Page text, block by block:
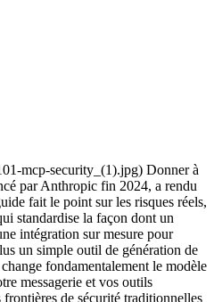
capacité de refuser l'exécution d'un outil. C'est aussi la mitigation la plus efficace contre l'injection de prompt indirecte : une instruction malveillante qui ne peut pas s'exécuter sans validation humaine ne peut pas exfiltrer de données silencieusement, même si elle a réussi à tromper le modèle en amont. > « Le problème persistant de l'injection de prompt, c'est que nous connaissons cette faille depuis plus de deux ans et demi et que nous n'avons toujours pas de mitigation vraiment convaincante. » — Simon Willison, chercheur en sécurité informatique **Centraliser les connexions dans un registre gouverné.** Des connexions point-à-point gérées équipe par équipe créent exactement les angles morts qui permettent l'empoisonnement d'outil et la prolifération de credentials : personne n'a de vue d'ensemble sur qui a accès à quoi. Un registre centralisé permet de détecter tout changement de comportement d'un outil après son approbation, et d'appliquer une politique d'accès cohérente sur l'ensemble des serveurs connectés. ![Connexions point à point vs MCP Gateway centralisée](https://cdn.prod.website-files.com/6295808d44499cde2ba36c71/69f893efbd68232f9c080b63_image2%20(20).webp) **Journaliser chaque interaction de façon structurée.** L'identité de l'utilisateur, l'agent exécutant, l'outil appelé et les arguments passés doivent être enregistrés systématiquement : c'est la condition sine qua non pour combler les angles morts d'audit et satisfaire des exigences de conformité comme le RGPD. Ces 4 principes de gouvernance et de supervision d'agents autonomes, cartographie des flux, permissions par out